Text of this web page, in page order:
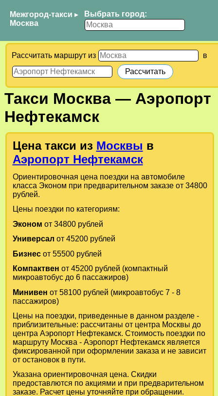
Межгород-такси ▸
Москва
Выбрать город:
Рассчитать маршрут из в
Такси Москва— Аэропорт
Нефтекамск
Цена такси из Москвы в
Аэропорт Нефтекамск
Ориентировочная цена поездки на автомобиле
класса Эконом при предварительном заказе от 34800
рублей.
Цены поездки по категориям:
Эконом от 34800 рублей
Универсал от 45200 рублей
Бизнесот 55500 рублей
Компактвен от 45200 рублей (компактный
микроавтобус до 6 пассажиров)
Минивен от 58100 рублей (микроавтобус 7 - 8
пассажиров)
Цены на поездки, приведенные в данном разделе -
приблизительные: рассчитаны от центра Москвы до
центра Аэропорт Нефтекамск. Стоимость поездки по
маршруту Москва - Аэропорт Нефтекамск является
фиксированной при оформлении заказа и не зависит
от остановок в пути.
Указана ориентировочная цена. Скидки
предоставлются по акциями и при предварительном
заказе. Расчет цены уточняйте при обращении.